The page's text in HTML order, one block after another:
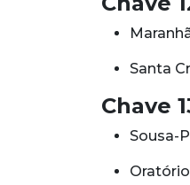
Santa
Chave
Sousa-